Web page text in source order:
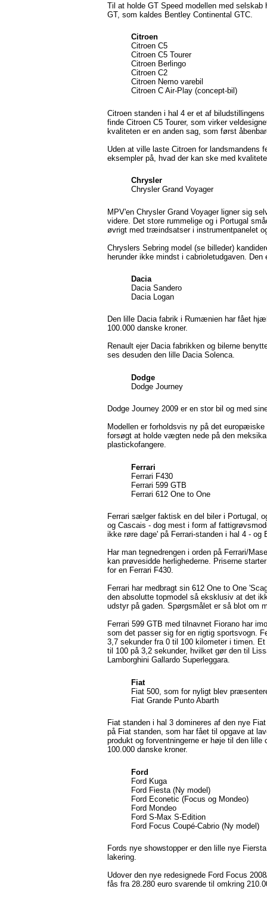
Til at holde GT Speed modellen med
GT, som kaldes Bentley Continental GTC.
Citroen
Citroen C5
Citroen C5 Tourer
Citroen Berlingo
Citroen C2
Citroen Nemo varebil
Citroen C Air-Play (concept-bil)
Citroen standen i hal 4 er et af
finde Citroen C5 Tourer, som virker
kvaliteten er en anden sag, som først
Uden at ville laste Citroen for landsmandens
eksempler på, hvad der kan ske med
Chrysler
Chrysler Grand Voyager
MPV'en Chrysler Grand Voyager ligner sig
videre. Det store rummelige og i Portugal
øvrigt med træindsatser i instrumentpanelet
Chryslers Sebring model (se billeder)
herunder ikke mindst i cabrioletudgaven.
Dacia
Dacia Sandero
Dacia Logan
Den lille Dacia fabrik i Rumænien har fået
100.000 danske kroner.
Renault ejer Dacia fabrikken og bilerne
ses desuden den lille Dacia Solenca.
Dodge
Dodge Journey
Dodge Journey 2009 er en stor bil og med
Modellen er forholdsvis ny på det
forsøgt at holde vægten nede på den
plastickofangere.
Ferrari
Ferrari F430
Ferrari 599 GTB
Ferrari 612 One to One
Ferrari sælger faktisk en del biler i Portugal,
og Cascais - dog mest i form af
ikke røre dage' på Ferrari-standen i hal 4 -
Har man tegnedrengen i orden på Ferrari/
kan prøvesidde herlighederne. Priserne
for en Ferrari F430.
Ferrari har medbragt sin 612 One to One
den absolutte topmodel så eksklusiv at det
udstyr på gaden. Spørgsmålet er så blot om
Ferrari 599 GTB med tilnavnet Fiorano har
som det passer sig for en rigtig sportsvogn.
3,7 sekunder fra 0 til 100 kilometer i timen.
til 100 på 3,2 sekunder, hvilket gør den til
Lamborghini Gallardo Superleggara.
Fiat
Fiat 500, som for nyligt blev
Fiat Grande Punto Abarth
Fiat standen i hal 3 domineres af den nye
på Fiat standen, som har fået til opgave at
produkt og forventningerne er høje til den
100.000 danske kroner.
Ford
Ford Kuga
Ford Fiesta (Ny model)
Ford Econetic (Focus og Mondeo)
Ford Mondeo
Ford S-Max S-Edition
Ford Focus Coupé-Cabrio (Ny model)
Fords nye showstopper er den lille nye
lakering.
Udover den nye redesignede Ford Focus
fås fra 28.280 euro svarende til omkring